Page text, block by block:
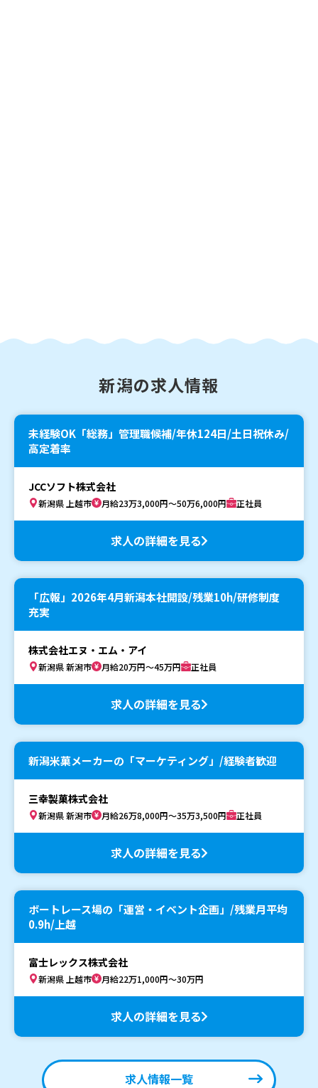
新潟の求人情報
未経験OK「総務」管理職候補/年休124日/土日祝休み/
高定着率
JCCソフト株式会社
新潟県 上越市 月給23万3,000円～50万6,000円 正社員
求人の詳細を見る
「広報」2026年4月新潟本社開設/残業10h/研修制度
充実
株式会社エヌ・エム・アイ
新潟県 新潟市 月給20万円～45万円 正社員
求人の詳細を見る
新潟米菓メーカーの「マーケティング」/経験者歓迎
三幸製菓株式会社
新潟県 新潟市 月給26万8,000円～35万3,500円 正社員
求人の詳細を見る
ボートレース場の「運営・イベント企画」/残業月平均
0.9h/上越
富士レックス株式会社
新潟県 上越市 月給22万1,000円～30万円
求人の詳細を見る
求人情報一覧